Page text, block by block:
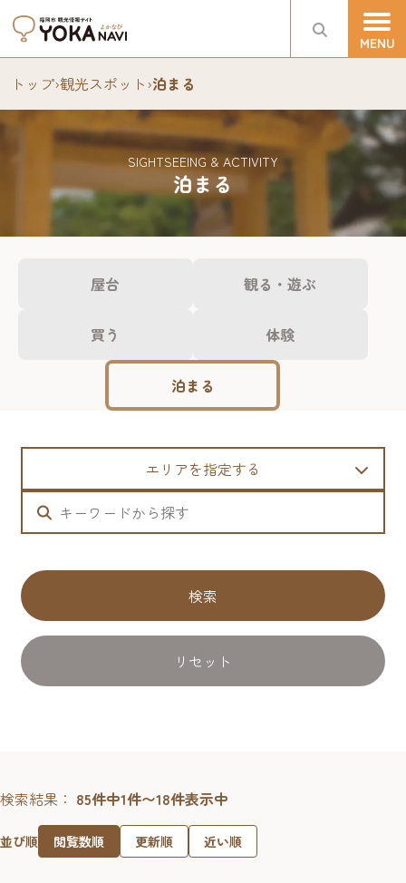
トップ›観光スポット›泊まる
泊まる
SIGHTSEEING & ACTIVITY
屋台 観る・遊ぶ
買う 体験
泊まる
エリアを指定する
検索
リセット
検索結果： 85件中1件〜18件表示中
並び順 閲覧数順 更新順 近い順